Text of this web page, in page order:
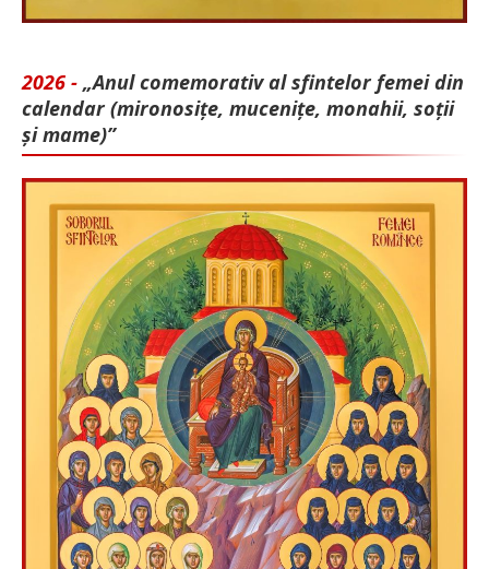
2026 - „Anul comemorativ al sfintelor femei din
calendar (mironosițe, mu­cenițe, monahii, soții
și mame)”